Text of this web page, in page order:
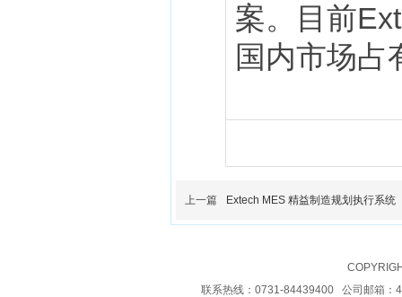
案。目前
国内市场占
上一篇 Extech MES 精益制造规划执行系统
联系热线：0731-84439400 公司邮箱